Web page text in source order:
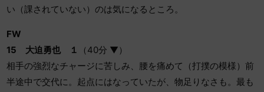
い（課されていない）のは気になるところ。
FW
15 大迫勇也 １
（40分 ▼）
相手の強烈なチャージに苦しみ、腰を痛めて（打撲の模様）前
半途中で交代に。起点にはなっていたが、物足りなさも。最も